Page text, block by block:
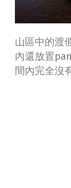
山區中的渡
內還放置
間內完全沒